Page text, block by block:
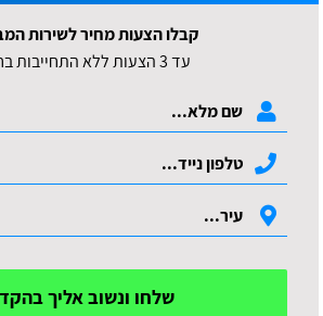
קבלו הצעות מחיר לשירות
עד 3 הצעות ללא התחייבות בחינם:
שלחו ונשוב אליך